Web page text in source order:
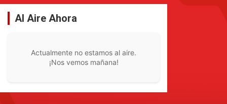
Saltar
contenido
Al Aire Ahora
Actualmente no estamos al aire.
¡Nos vemos mañana!